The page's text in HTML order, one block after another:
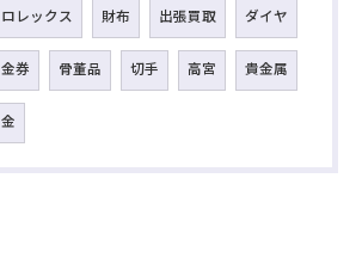
ロレックス 財布 出張買取 ダイヤ
金券 骨董品 切手 高宮 貴金属
金